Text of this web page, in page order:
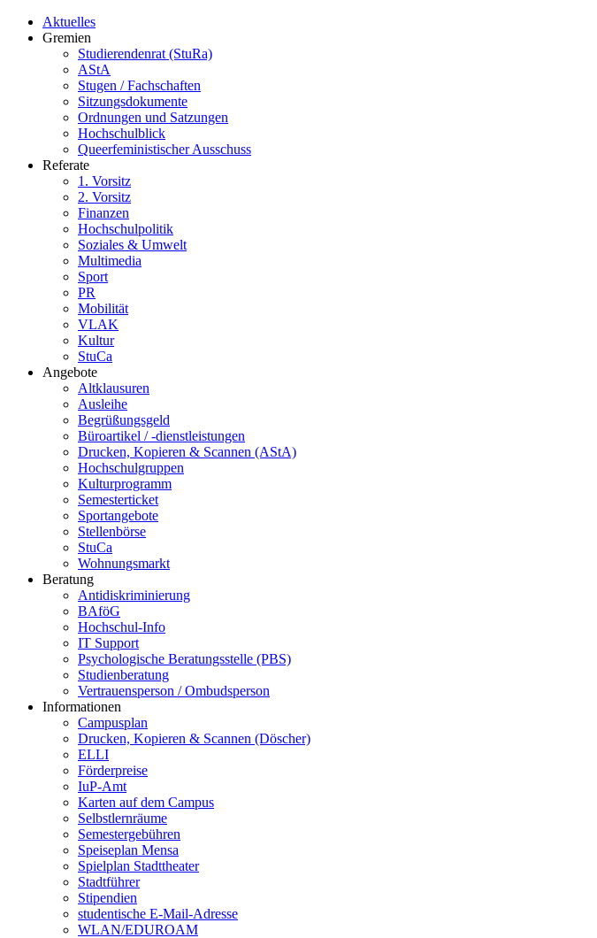
Aktuelles
Gremien
Studierendenrat (StuRa)
AStA
Stugen / Fachschaften
Sitzungsdokumente
Ordnungen und Satzungen
Hochschulblick
Queerfeministischer Ausschuss
Referate
1. Vorsitz
2. Vorsitz
Finanzen
Hochschulpolitik
Soziales & Umwelt
Multimedia
Sport
PR
Mobilität
VLAK
Kultur
StuCa
Angebote
Altklausuren
Ausleihe
Begrüßungsgeld
Büroartikel / -dienstleistungen
Drucken, Kopieren & Scannen (AStA)
Hochschulgruppen
Kulturprogramm
Semesterticket
Sportangebote
Stellenbörse
StuCa
Wohnungsmarkt
Beratung
Antidiskriminierung
BAföG
Hochschul-Info
IT Support
Psychologische Beratungsstelle (PBS)
Studienberatung
Vertrauensperson / Ombudsperson
Informationen
Campusplan
Drucken, Kopieren & Scannen (Döscher)
ELLI
Förderpreise
IuP-Amt
Karten auf dem Campus
Selbstlernräume
Semestergebühren
Speiseplan Mensa
Spielplan Stadttheater
Stadtführer
Stipendien
studentische E-Mail-Adresse
WLAN/EDUROAM